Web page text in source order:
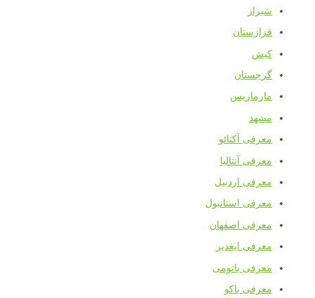
شیراز
قزازستان
کیش
گرجستان
مارماریس
مشهد
معرفی آکتائو
معرفی آنتالیا
معرفی اردبیل
معرفی استانبول
معرفی اصفهان
معرفی ایغدیر
معرفی باتومی
معرفی باکو